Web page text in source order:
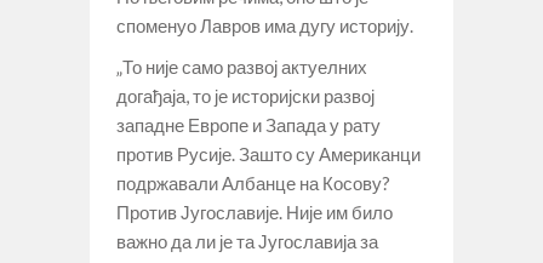
споменуо Лавров има дугу историју.
„То није само развој актуелних
догађаја, то је историјски развој
западне Европе и Запада у рату
против Русије. Зашто су Американци
подржавали Албанце на Косову?
Против Југославије. Није им било
важно да ли је та Југославија за